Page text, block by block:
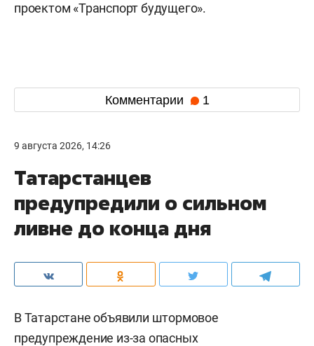
проектом «Транспорт будущего».
Комментарии 1
9 августа 2026, 14:26
Татарстанцев
предупредили о сильном
ливне до конца дня
В Татарстане объявили штормовое
предупреждение из-за опасных